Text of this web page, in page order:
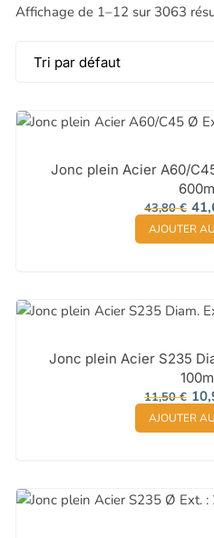
Affichage de 1–12 sur 3063
Jonc plein Acier A60/
43,80€ Le
prix
AJOUTER
Jonc plein Acier S235 Diam. Ext. : 60mm Long. :
11,50€ Le
prix
AJOUTER